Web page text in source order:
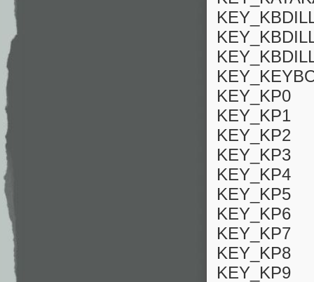
KEY_KP0
KEY_KP1
KEY_KP2
KEY_KP3
KEY_KP4
KEY_KP5
KEY_KP6
KEY_KP7
KEY_KP8
KEY_KP9